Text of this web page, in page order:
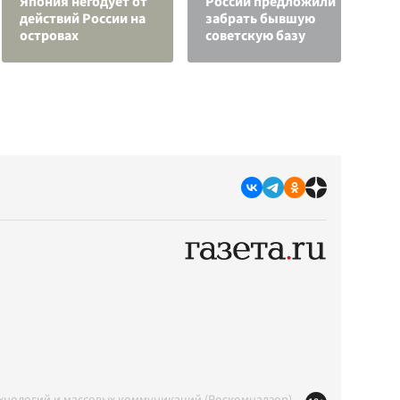
действий России на
островах
забрать бывшую
советскую базу